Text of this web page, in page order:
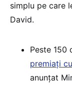
simplu pe care
David.
Peste 150
premiați
anunțat